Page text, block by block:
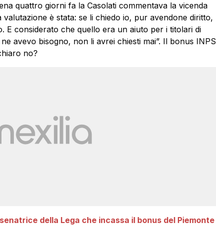
quattro giorni fa la Casolati commentava la vicenda
è stata: se li chiedo io, pur avendone diritto,
E considerato che quello era un aiuto per i titolari di
avevo bisogno, non li avrei chiesti mai”. Il bonus INPS
no?
della Lega che incassa il bonus del Piemonte